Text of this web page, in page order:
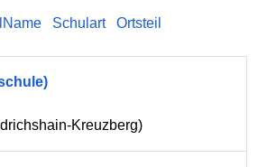
Schulart Ortsteil
Kreuzberg)